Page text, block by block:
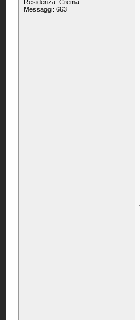
Residenza: Crema
Messaggi: 663